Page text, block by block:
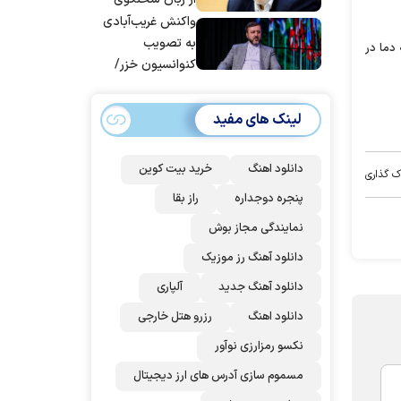
در
گذاری
قوه قضاییه
واکنش غریب‌آبادی
به تصویب
کنوانسیون خزر/
می‌شود؟!
لینک های مفید
دانلود اهنگ
خرید بیت کوین
پنجره دوجداره
راز بقا
نمایندگی مجاز بوش
دانلود آهنگ رز‌ موزیک
دانلود آهنگ جدید
آلپاری
دانلود اهنگ
رزرو هتل خارجی
نکسو رمزارزی نوآور
مسموم سازی آدرس های ارز دیجیتال